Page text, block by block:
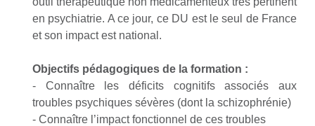
en psychiatrie. A ce jour, ce DU est le seul de France
et son impact est national.
Objectifs pédagogiques de la formation :
- Connaître les déficits cognitifs associés aux
troubles psychiques sévères (dont la schizophrénie)
- Connaître l’impact fonctionnel de ces troubles